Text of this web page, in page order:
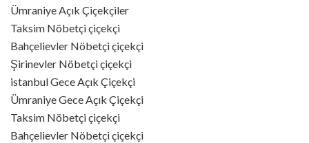
Ümraniye Açık Çiçekçiler
Taksim Nöbetçi çiçekçi
Bahçelievler Nöbetçi çiçekçi
Şirinevler Nöbetçi çiçekçi
istanbul Gece Açık Çiçekçi
Ümraniye Gece Açık Çiçekçi
Taksim Nöbetçi çiçekçi
Bahçelievler Nöbetçi çiçekçi